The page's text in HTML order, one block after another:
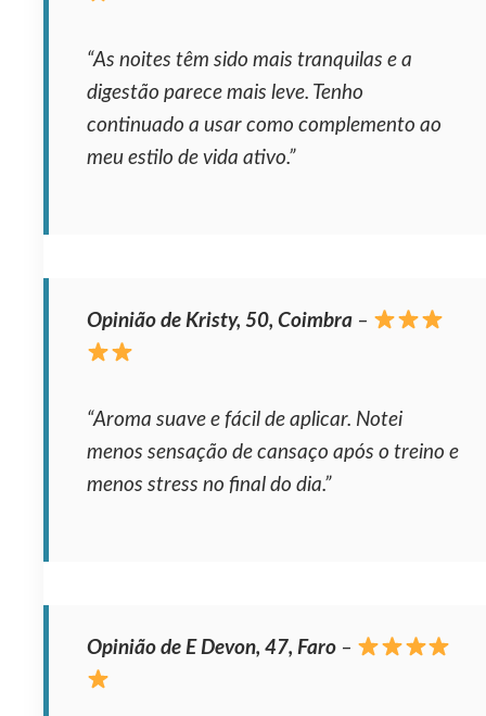
“As noites têm sido mais tranquilas e a
digestão parece mais leve. Tenho
continuado a usar como complemento ao
meu estilo de vida ativo.”
Opinião de Kristy, 50, Coimbra –
“Aroma suave e fácil de aplicar. Notei
menos sensação de cansaço após o treino e
menos stress no final do dia.”
Opinião de E Devon, 47, Faro –